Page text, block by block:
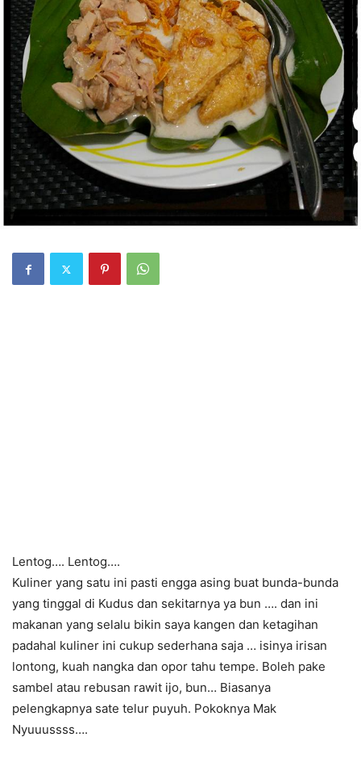
Lentog…. Lentog….
Kuliner yang satu ini pasti engga asing buat bunda-bunda
yang tinggal di Kudus dan sekitarnya ya bun …. dan ini
makanan yang selalu bikin saya kangen dan ketagihan
padahal kuliner ini cukup sederhana saja … isinya irisan
lontong, kuah nangka dan opor tahu tempe. Boleh pake
sambel atau rebusan rawit ijo, bun… Biasanya
pelengkapnya sate telur puyuh. Pokoknya Mak
Nyuuussss….